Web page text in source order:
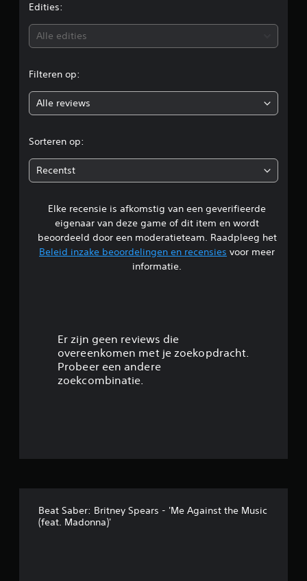
i
n
e
n
Edities:
Alle edities
Filteren op:
Alle reviews
Sorteren op:
Recentst
Elke recensie is afkomstig van een geverifieerde
eigenaar van deze game of dit item en wordt
beoordeeld door een moderatieteam. Raadpleeg het
Beleid inzake beoordelingen en recensies voor meer
informatie.
Er zijn geen reviews die
overeenkomen met je zoekopdracht.
Probeer een andere
zoekcombinatie.
Beat Saber: Britney Spears - 'Me Against the Music
(feat. Madonna)'